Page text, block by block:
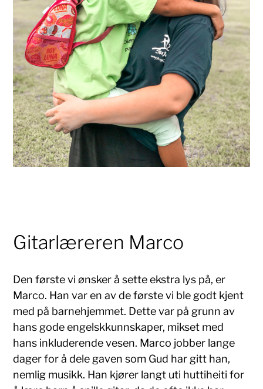
Gitarlæreren Marco
Den første vi ønsker å sette ekstra lys på, er
Marco. Han var en av de første vi ble godt kjent
med på barnehjemmet. Dette var på grunn av
hans gode engelskkunnskaper, mikset med
hans inkluderende vesen. Marco jobber lange
dager for å dele gaven som Gud har gitt han,
nemlig musikk. Han kjører langt uti huttiheiti for